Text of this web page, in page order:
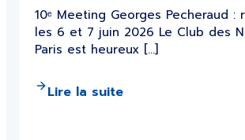
10ᵉ Meeting Georges Pecheraud :
les 6 et 7 juin 2026 Le Club des
Paris est heureux […]
Lire la suite